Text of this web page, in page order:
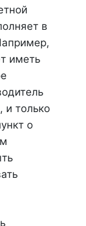
в
иметь
и только
о